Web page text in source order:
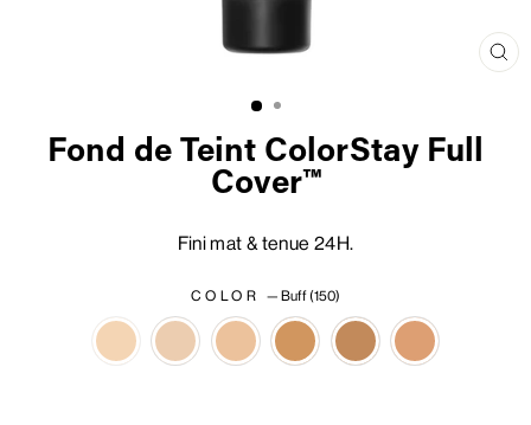
Fond de Teint ColorStay Full
Cover™
Fini mat & tenue 24H.
COLOR— Buff (150)